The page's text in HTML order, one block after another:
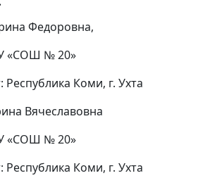
Федоровна,
«СОШ № 20»
Коми, г. Ухта
Вячеславовна
«СОШ № 20»
Коми, г. Ухта